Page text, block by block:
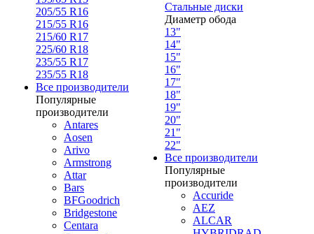
205/55 R16
215/55 R16
215/60 R17
225/60 R18
235/55 R17
235/55 R18
Все производители
Популярные
производители
Antares
Aosen
Arivo
Armstrong
Attar
Bars
BFGoodrich
Bridgestone
Centara
Стальные диски
Диаметр обода
13"
14"
15"
16"
17"
18"
19"
20"
21"
22"
Все производители
Популярные
производители
Accuride
AEZ
ALCAR